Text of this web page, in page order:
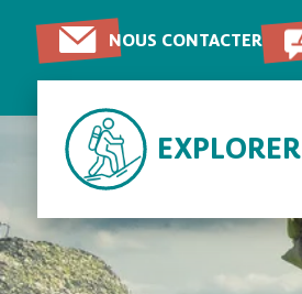
NOUS CONTACTER
EXPLORER